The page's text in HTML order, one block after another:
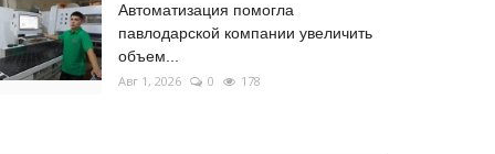
Автоматизация помогла
павлодарской компании увеличить
объем...
Авг 1, 2026 0 178